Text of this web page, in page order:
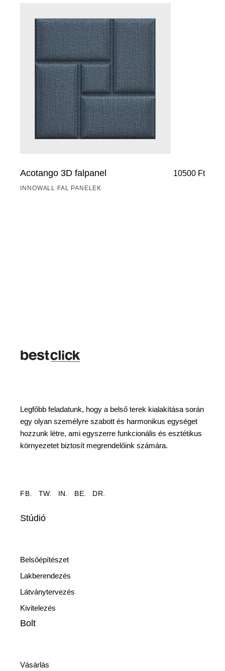
Acotango 3D falpanel 10500 Ft
INNOWALL FAL PANELEK
Legfőbb feladatunk, hogy a belső terek kialakítása során
egy olyan személyre szabott és harmonikus egységet
hozzunk létre, ami egyszerre funkcionális és esztétikus
környezetet biztosít megrendelőink számára.
FB. TW. IN. BE. DR.
Stúdió
Belsőépítészet
Lakberendezés
Látványtervezés
Kivitelezés
Bolt
Vásárlás